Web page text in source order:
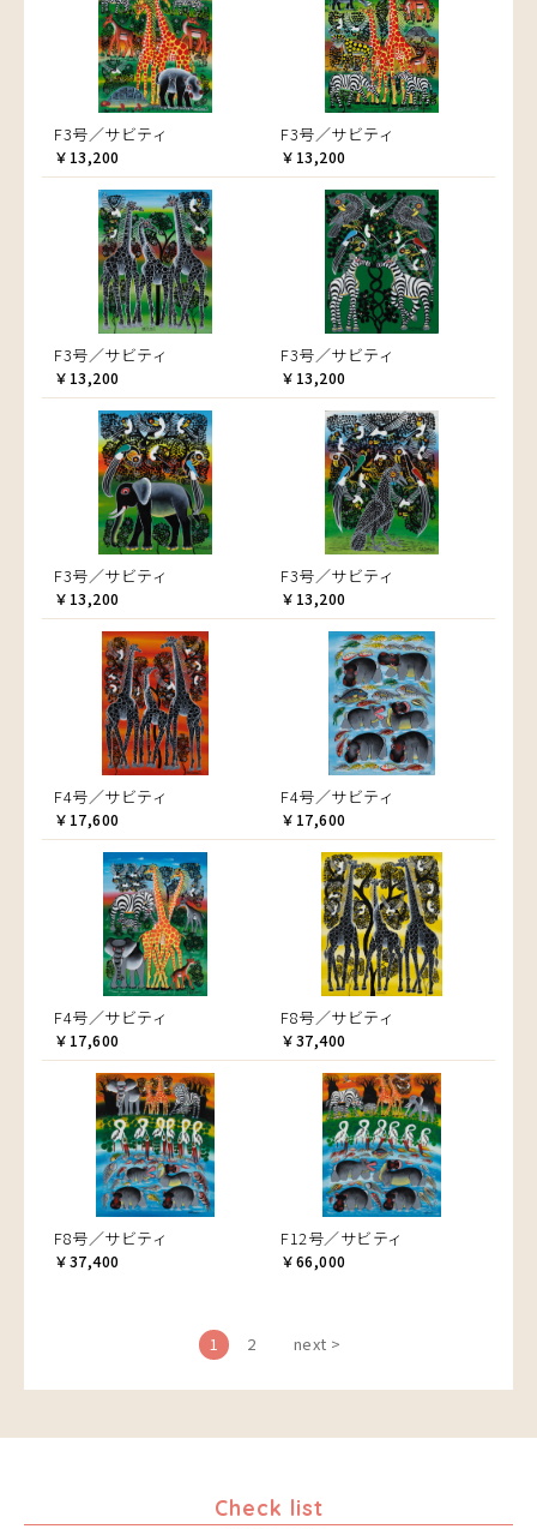
F3号／サビティ
￥13,200
F3号／サビティ
￥13,200
F3号／サビティ
￥13,200
F3号／サビティ
￥13,200
F3号／サビティ
￥13,200
F3号／サビティ
￥13,200
F4号／サビティ
￥17,600
F4号／サビティ
￥17,600
F4号／サビティ
￥17,600
F8号／サビティ
￥37,400
F8号／サビティ
￥37,400
F12号／サビティ
￥66,000
1 2 next >
Check list